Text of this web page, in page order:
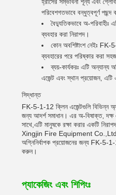
পরিবেশগতভাবে বন্ধুত্বপূর্ণ
বৈদ্যুতিকভাবে অ-পরিবাহীঃ
ব্যবহার করা নিরাপদ।
কোন অবশিষ্টাংশ নেইঃ FK-
ব্যবহারের পরে পরিষ্কার করা
ব্যয়-কার্যকরঃ এটি অন্যান্য
এজেন্ট এবং স্থান প্রয়োজন, এটি
সিদ্ধান্ত
FK-5-1-12 ক্লিন এজেন্টগুলি বিভিন্ন
জন্য আদর্শ সমাধান। এর অ-বিষাক্ত, দক্ষ
সাথে,এটি মানুষকে রক্ষা করার একটি
Xingjin Fire Equipment Co.,Ltd.
অগ্নিনির্বাপক প্রয়োজনের জন্য FK-5-
করুন।
প্যাকেজিং এবং শিপিংঃ